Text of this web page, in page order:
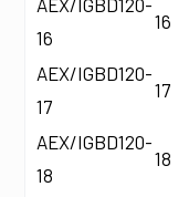
16
16
AEX/IGBD120-
17
17
AEX/IGBD120-
18
18